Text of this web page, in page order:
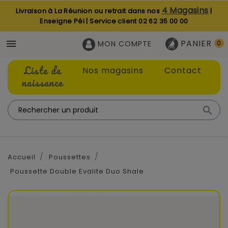
Livraison à La Réunion ou retrait dans nos 4 Magasins |
Enseigne Péi | Service client02 62 35 00 00
 PANIER 0
MON COMPTE
Liste de
naissance
Nos magasins Contact

Accueil
Poussettes
Poussette Double Evalite Duo Shale